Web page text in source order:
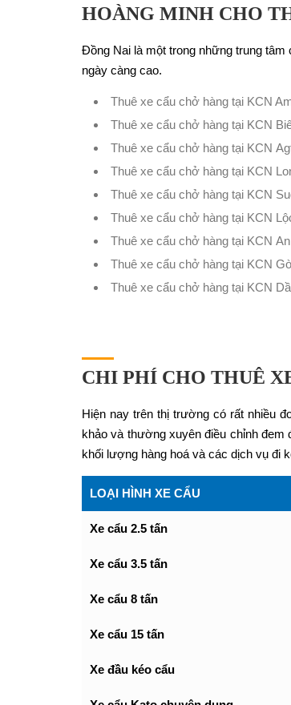
HOÀNG MINH CHO
Đồng Nai là một trong những trung
ngày càng cao.
Thuê xe cẩu chở hàng tại KCN
Thuê xe cẩu chở hàng tại KCN
Thuê xe cẩu chở hàng tại KCN
Thuê xe cẩu chở hàng tại KCN
Thuê xe cẩu chở hàng tại KCN
Thuê xe cẩu chở hàng tại KCN
Thuê xe cẩu chở hàng tại KCN
Thuê xe cẩu chở hàng tại KCN
Thuê xe cẩu chở hàng tại KCN
CHI PHÍ CHO THUÊ
Hiện nay trên thị trường có rất nhiều
khảo và thường xuyên điều chỉnh
khối lượng hàng hoá và các dịch vụ đi
LOẠI HÌNH XE CẨU
Xe cẩu 2.5 tấn
Xe cẩu 3.5 tấn
Xe cẩu 8 tấn
Xe cẩu 15 tấn
Xe đầu kéo cẩu